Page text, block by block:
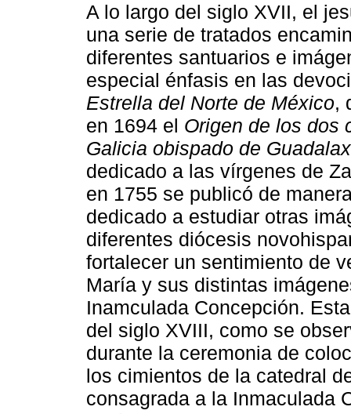
A lo largo del siglo XVII, el
una serie de tratados
diferentes santuarios e
especial énfasis en las
Estrella del Norte de México,
en 1694 el Origen de los dos
Galicia obispado de
dedicado a las vírgenes de
en 1755 se publicó de
dedicado a estudiar otras
diferentes diócesis
fortalecer un sentimiento de
María y sus distintas
Inamculada Concepción.
del siglo XVIII, como se
durante la ceremonia de
los cimientos de la catedral
consagrada a la Inmaculada